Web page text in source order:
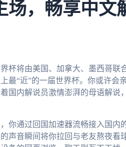
场，畅享中文
杯将由美国、加拿大、墨西哥联
最“近”的一届世界杯。你或许会
国内解说员激情澎湃的母语解说
你通过回国加速器流畅接入国内
声音瞬间将你拉回与老友熬夜看